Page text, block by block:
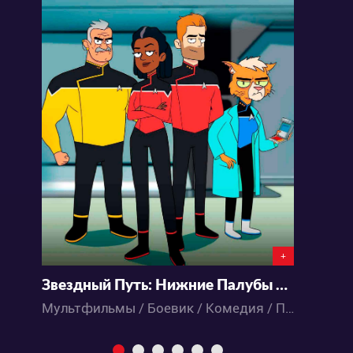
+
Звездный Путь: Нижние Палубы 2 сезон
Мультфильмы / Боевик / Комедия / Приключения / Фантастика